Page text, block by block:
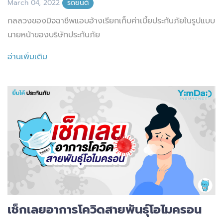
March 04, 2022 รถยนต์
กลลวงของมิจฉาชีพแอบอ้างเรียกเก็บค่าเบี้ยประกันภัยในรูปแบบ
นายหน้าของบริษัทประกันภัย
อ่านเพิ่มเติม
เช็กเลยอาการโควิดสายพันธุ์โอไมครอน